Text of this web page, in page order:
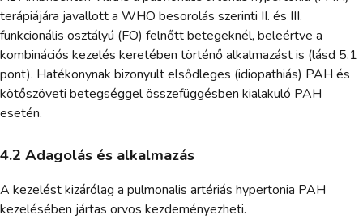
terápiájára javallott a WHO besorolás szerinti II. és III.
funkcionális osztályú (FO) felnőtt betegeknél, beleértve a
kombinációs kezelés keretében történő alkalmazást is (lásd 5.1
pont). Hatékonynak bizonyult elsődleges (idiopathiás) PAH és
kötőszöveti betegséggel összefüggésben kialakuló PAH
esetén.
4.2 Adagolás és alkalmazás
A kezelést kizárólag a pulmonalis artériás hypertonia PAH
kezelésében jártas orvos kezdeményezheti.